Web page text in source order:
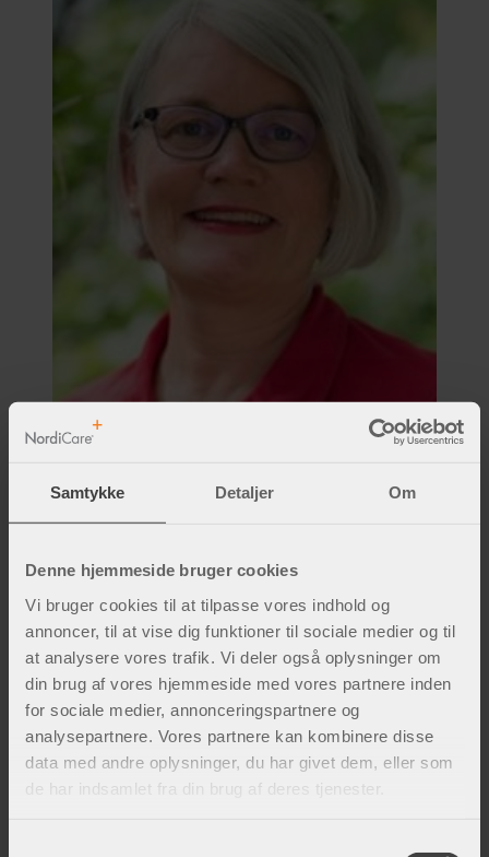
Samtykke Detaljer Om
Denne hjemmeside bruger cookies
Vi bruger cookies til at tilpasse vores indhold og
annoncer, til at vise dig funktioner til sociale medier og til
at analysere vores trafik. Vi deler også oplysninger om
din brug af vores hjemmeside med vores partnere inden
for sociale medier, annonceringspartnere og
analysepartnere. Vores partnere kan kombinere disse
data med andre oplysninger, du har givet dem, eller som
de har indsamlet fra din brug af deres tjenester.
obstetrik og gynækologi hos Team Aktiv og
arbejder hovedsageligt med behandling og
oplæring af gravide. Hun mener, at kvaliteten
og støtten af bæltet er vigtig. "Mange gravide
kvinder med bækkensmerter oplever, at et
stabiliserende bækkenbælte giver dig
mulighed for at være aktiv uden øgede
bækkensmerter, eller oplevelse af reducerede